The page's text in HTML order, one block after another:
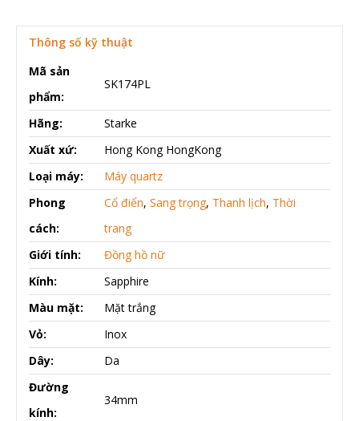
Thông số kỹ thuật
Mã sản
phẩm:
SK174PL
Hãng:
Starke
Xuất xứ:
Hong Kong HongKong
Loại máy:
Máy quartz
Phong
cách:
Cổ điển, Sang trọng, Thanh lịch, Thời
trang
Giới tính:
Đồng hồ nữ
Kính:
Sapphire
Màu mặt:
Mặt trắng
Vỏ:
Inox
Dây:
Da
Đường
kính:
34mm